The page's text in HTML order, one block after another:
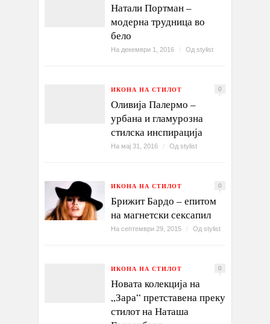
Натали Портман –
модерна трудница во
бело
На декември 1, 2016 / Од stylist
ИКОНА НА СТИЛОТ 0
Оливија Палермо –
урбана и гламурозна
стилска инспирација
На мај 31, 2016 / Од stylist
ИКОНА НА СТИЛОТ 0
Брижит Бардо – епитом
на магнетски сексапил
На септември 29, 2015 / Од stylist
ИКОНА НА СТИЛОТ 0
Новата колекција на
„Зара“ претставена преку
стилот на Наташа